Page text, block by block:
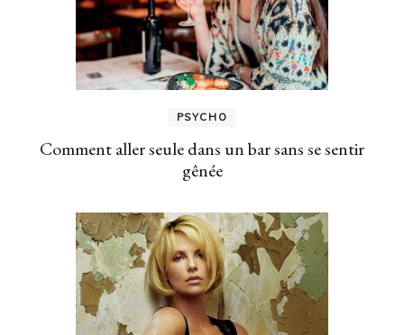
PSYCHO
Comment aller seule dans un bar sans se sentir
gênée